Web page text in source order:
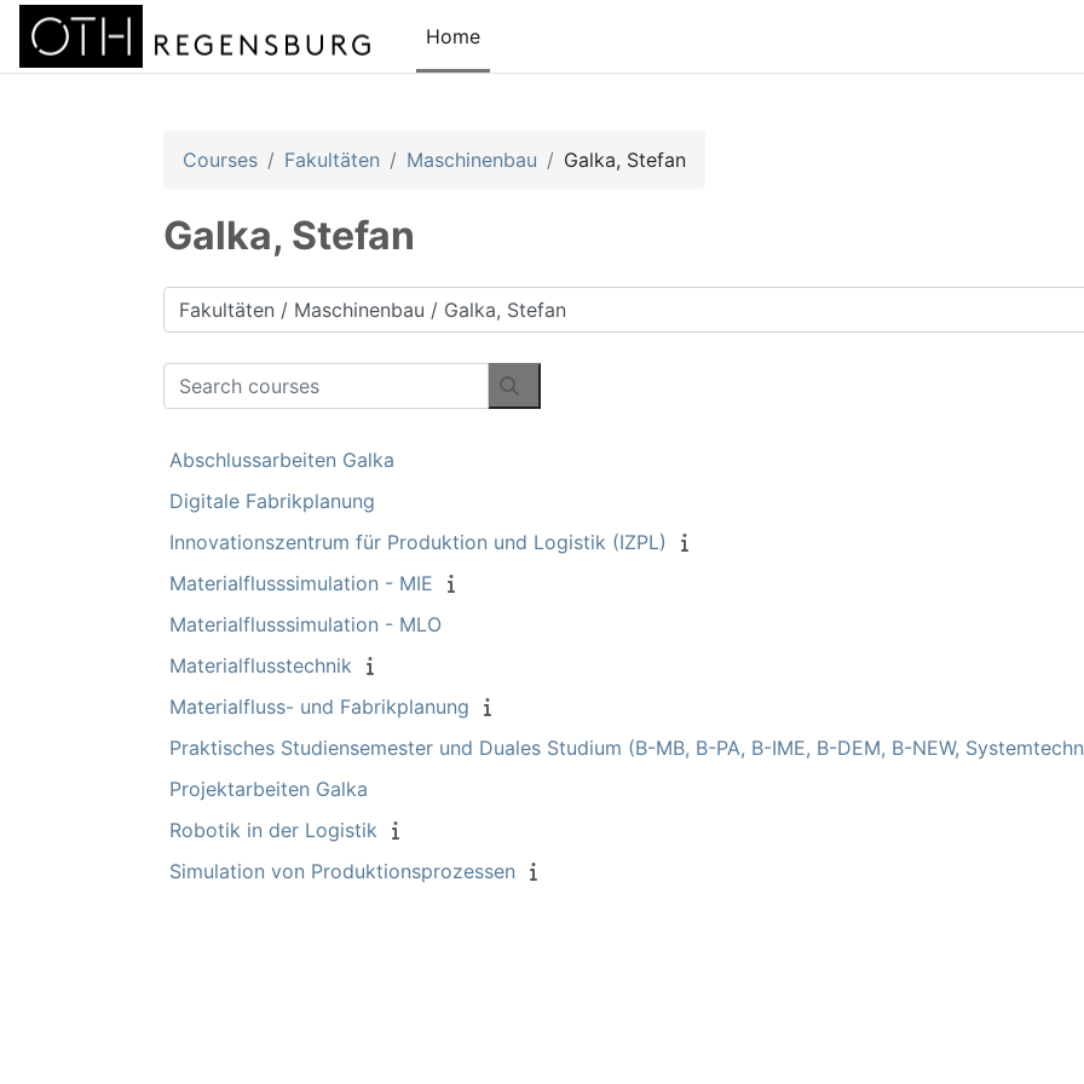
Skip to main content
Home
Courses Fakultäten Maschinenbau Galka, Stefan
Galka, Stefan
Course categories
Search courses
Search courses
Abschlussarbeiten Galka
Digitale Fabrikplanung
Innovationszentrum für Produktion und Logistik (IZPL)
Materialflusssimulation - MIE
Materialflusssimulation - MLO
Materialflusstechnik
Materialfluss- und Fabrikplanung
Praktisches Studiensemester und Duales Studium (B-MB, B-PA, B-IME, B-DEM, B-NEW,
Projektarbeiten Galka
Robotik in der Logistik
Simulation von Produktionsprozessen